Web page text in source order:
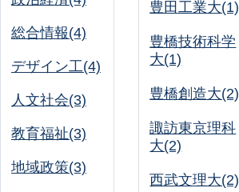
総合情報(4)
デザイン工(4)
人文社会(3)
教育福祉(3)
地域政策(3)
豊田工業大(1)
豊橋技術科学
大(1)
豊橋創造大(2)
諏訪東京理科
大(2)
西武文理大(2)